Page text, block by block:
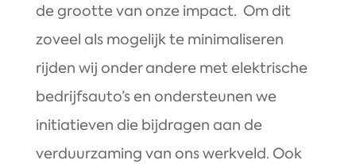
de grootte van onze impact. Om dit
zoveel als mogelijk te minimaliseren
rijden wij onder andere met elektrische
bedrijfsauto’s en ondersteunen we
initiatieven die bijdragen aan de
verduurzaming van ons werkveld. Ook